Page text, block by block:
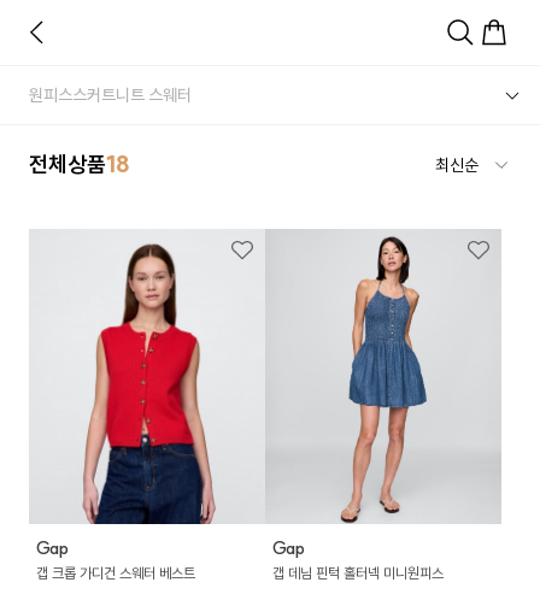
원피스스커트니트 스웨터
전체상품18
Gap
갭 크롭 가디건 스웨터 베스트
Gap
갭 데님 핀턱 홀터넥 미니원피스